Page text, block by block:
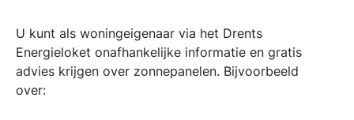
U kunt als woningeigenaar via het Drents
Energieloket onafhankelijke informatie en gratis
advies krijgen over zonnepanelen. Bijvoorbeeld
over: